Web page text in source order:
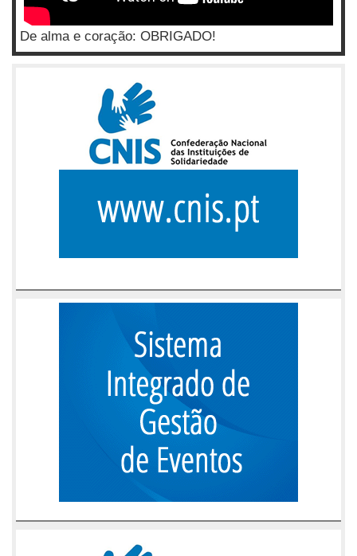
De alma e coração: OBRIGADO!